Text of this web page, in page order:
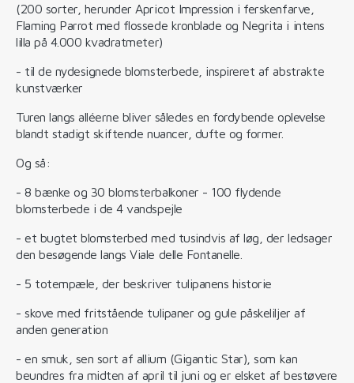
(200 sorter, herunder Apricot Impression i ferskenfarve,
Flaming Parrot med flossede kronblade og Negrita i intens
lilla på 4.000 kvadratmeter)
- til de nydesignede blomsterbede, inspireret af abstrakte
kunstværker
Turen langs alléerne bliver således en fordybende oplevelse
blandt stadigt skiftende nuancer, dufte og former.
Og så:
- 8 bænke og 30 blomsterbalkoner - 100 flydende
blomsterbede i de 4 vandspejle
- et bugtet blomsterbed med tusindvis af løg, der ledsager
den besøgende langs Viale delle Fontanelle.
- 5 totempæle, der beskriver tulipanens historie
- skove med fritstående tulipaner og gule påskeliljer af
anden generation
- en smuk, sen sort af allium (Gigantic Star), som kan
beundres fra midten af april til juni og er elsket af bestøvere